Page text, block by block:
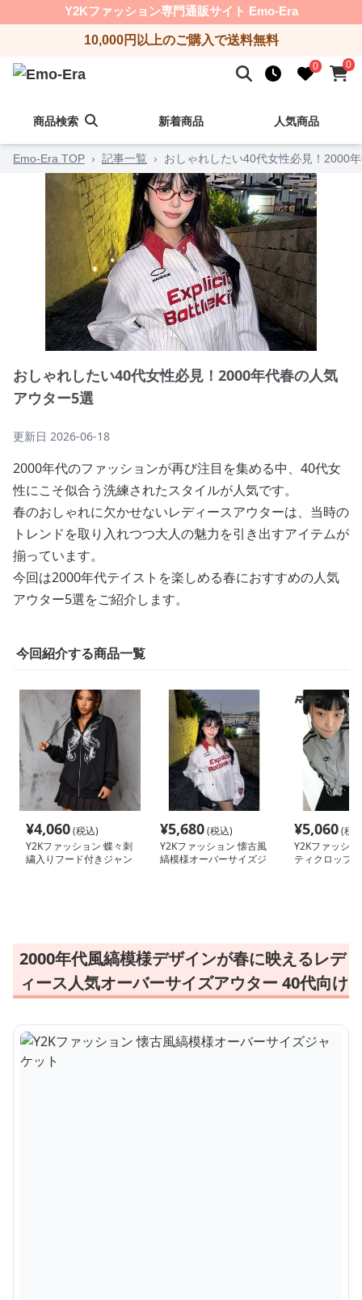
Y2Kファッション専門通販サイト Emo-Era
10,000円以上のご購入で送料無料
0 0
商品検索 新着商品 人気商品
Emo-Era TOP › 記事一覧 › おしゃれしたい40代女性必見！2000
おしゃれしたい40代女性必見！2000年代春の人気
アウター5選
更新日 2026-06-18
2000年代のファッションが再び注目を集める中、40代女
性にこそ似合う洗練されたスタイルが人気です。
春のおしゃれに欠かせないレディースアウターは、当時の
トレンドを取り入れつつ大人の魅力を引き出すアイテムが
揃っています。
今回は2000年代テイストを楽しめる春におすすめの人気
アウター5選をご紹介します。
今回紹介する商品一覧
¥4,060(税込)
Y2Kファッション 蝶々刺
繍入りフード付きジャン
¥5,680(税込)
Y2Kファッション 懐古風
縞模様オーバーサイズジ
¥5,060(税
Y2Kファッシ
ティクロップ
2000年代風縞模様デザインが春に映えるレデ
ィース人気オーバーサイズアウター 40代向け